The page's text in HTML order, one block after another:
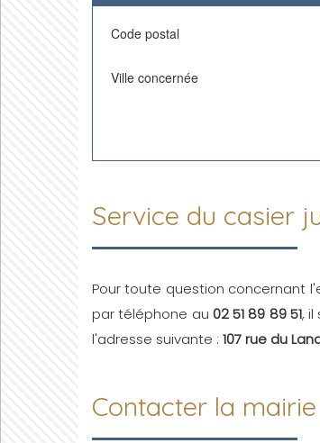
Code postal
Ville concernée
Service du casier
Pour toute question concernant
par téléphone au 02 51 89 89 51,
l'adresse suivante : 107 rue du
Contacter la